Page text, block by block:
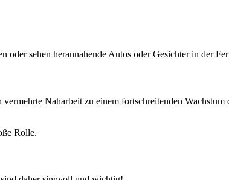
oder sehen herannahende Autos oder Gesichter in der
Naharbeit zu einem fortschreitenden
Rolle.